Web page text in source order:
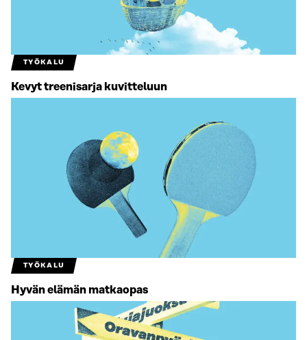
TYÖKALU
Kevyt treenisarja kuvitteluun
TYÖKALU
Hyvän elämän matkaopas